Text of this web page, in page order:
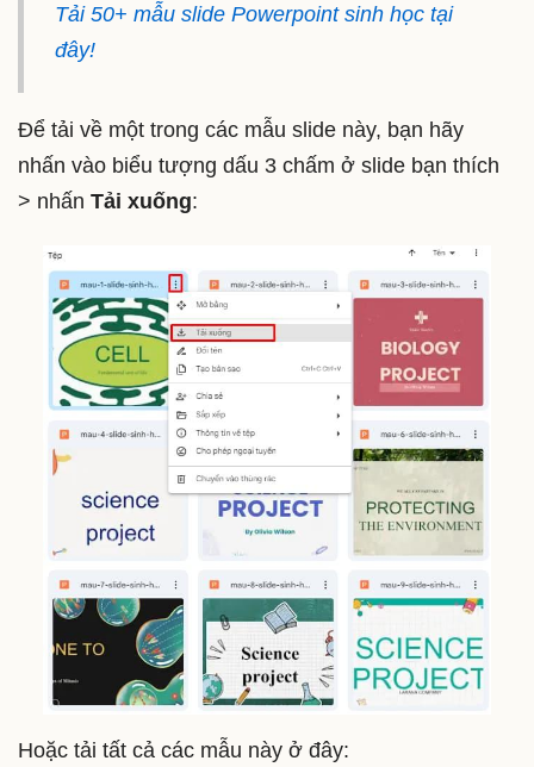
Tải 50+ mẫu slide Powerpoint sinh học tại
đây!
Để tải về một trong các mẫu slide này, bạn hãy
nhấn vào biểu tượng dấu 3 chấm ở slide bạn thích
> nhấn Tải xuống:
Hoặc tải tất cả các mẫu này ở đây: